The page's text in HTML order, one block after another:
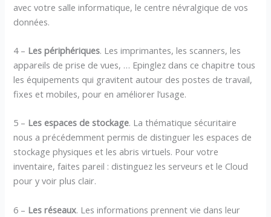
avec votre salle informatique, le centre névralgique de vos
données.
4 – Les périphériques. Les imprimantes, les scanners, les
appareils de prise de vues, … Epinglez dans ce chapitre tous
les équipements qui gravitent autour des postes de travail,
fixes et mobiles, pour en améliorer l’usage.
5 – Les espaces de stockage. La thématique sécuritaire
nous a précédemment permis de distinguer les espaces de
stockage physiques et les abris virtuels. Pour votre
inventaire, faites pareil : distinguez les serveurs et le Cloud
pour y voir plus clair.
6 – Les réseaux. Les informations prennent vie dans leur